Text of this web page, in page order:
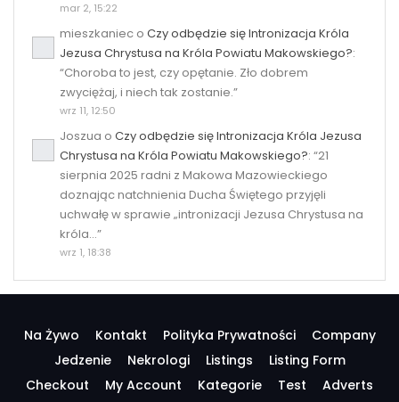
mar 2, 15:22
mieszkaniec o Czy odbędzie się Intronizacja Króla
Jezusa Chrystusa na Króla Powiatu Makowskiego?:
“Choroba to jest, czy opętanie. Zło dobrem
zwyciężaj, i niech tak zostanie.”
wrz 11, 12:50
Joszua o Czy odbędzie się Intronizacja Króla Jezusa
Chrystusa na Króla Powiatu Makowskiego?: “21
sierpnia 2025 radni z Makowa Mazowieckiego
doznając natchnienia Ducha Świętego przyjęli
uchwałę w sprawie „intronizacji Jezusa Chrystusa na
króla…”
wrz 1, 18:38
Na Żywo Kontakt Polityka Prywatności
Company
Jedzenie
Nekrologi Listings
Listing Form
Checkout
My Account Kategorie Test
Adverts